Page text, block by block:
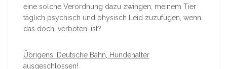
eine solche Verordnung dazu zwingen, meinem Tier
täglich psychisch und physisch Leid zuzufügen, wenn
das doch ´verboten´ ist?
Übrigens: Deutsche Bahn, Hundehalter
ausgeschlossen!